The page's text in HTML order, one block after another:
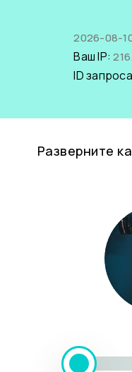
2026-08-
Ваш IP:
ID
Разверните